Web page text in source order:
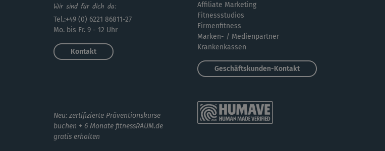
Wir sind für dich da:
Tel.:+49 (0) 6221 86811-27
Mo. bis Fr. 9 - 12 Uhr
Kontakt
Neu: zertifizierte Präventionskurse
buchen + 6 Monate fitnessRAUM.de
gratis erhalten
Affiliate Marketing
Fitnessstudios
Firmenfitness
Marken- / Medienpartner
Krankenkassen
Geschäftskunden-Kontakt